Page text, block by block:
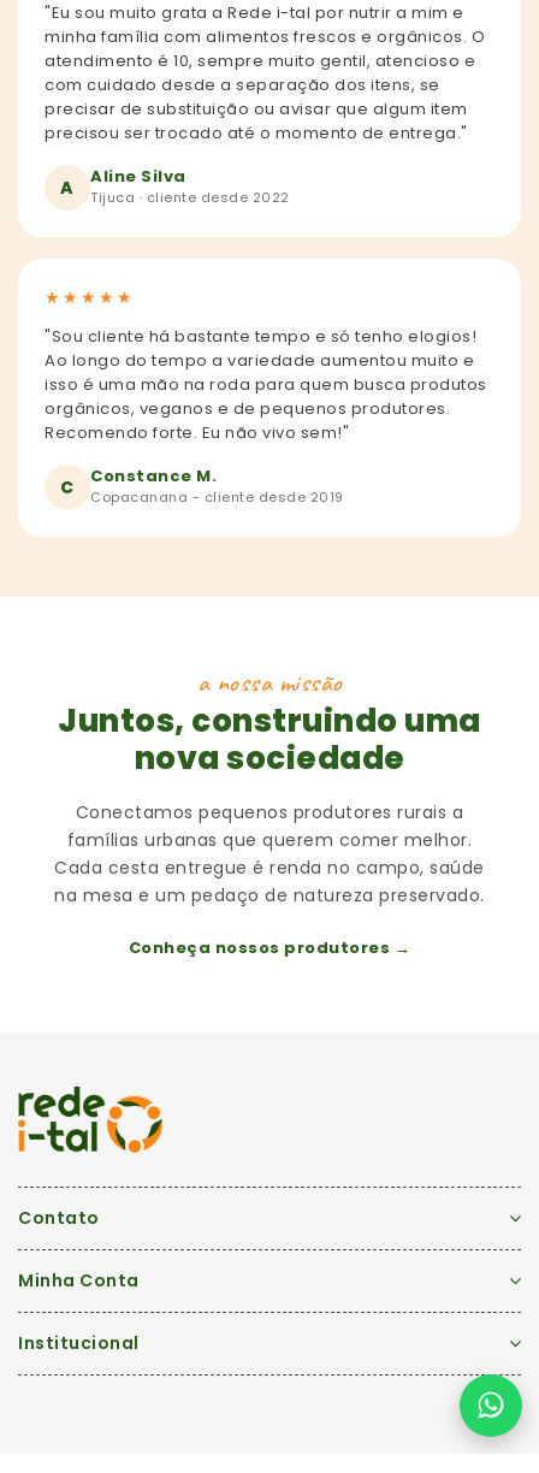
"Eu sou muito grata a Rede i-tal por nutrir a mim e
minha família com alimentos frescos e orgânicos. O
atendimento é 10, sempre muito gentil, atencioso e
com cuidado desde a separação dos itens, se
precisar de substituição ou avisar que algum item
precisou ser trocado até o momento de entrega."
A Aline Silva
Tijuca · cliente desde 2022
★ ★ ★ ★ ★
"Sou cliente há bastante tempo e só tenho elogios!
Ao longo do tempo a variedade aumentou muito e
isso é uma mão na roda para quem busca produtos
orgânicos, veganos e de pequenos produtores.
Recomendo forte. Eu não vivo sem!"
C Constance M.
Copacanana - cliente desde 2019
a nossa missão
Juntos, construindo uma
nova sociedade
Conectamos pequenos produtores rurais a
famílias urbanas que querem comer melhor.
Cada cesta entregue é renda no campo, saúde
na mesa e um pedaço de natureza preservado.
Conheça nossos produtores →
Contato
Minha Conta
Institucional